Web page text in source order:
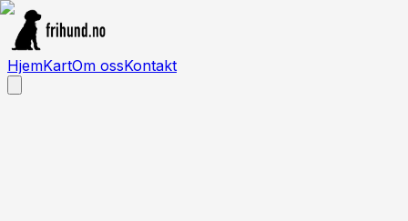
HjemKartOm ossKontakt